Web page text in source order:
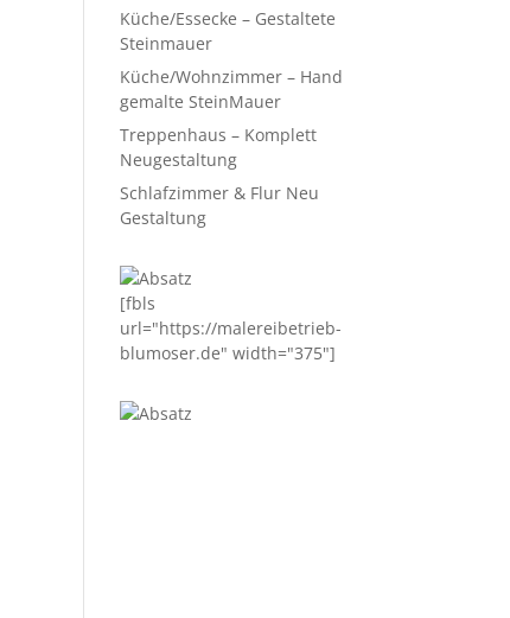
Küche/Essecke – Gestaltete
Steinmauer
Küche/Wohnzimmer – Hand
gemalte SteinMauer
Treppenhaus – Komplett
Neugestaltung
Schlafzimmer & Flur Neu
Gestaltung
[fbls
url="https://malereibetrieb-
blumoser.de" width="375"]